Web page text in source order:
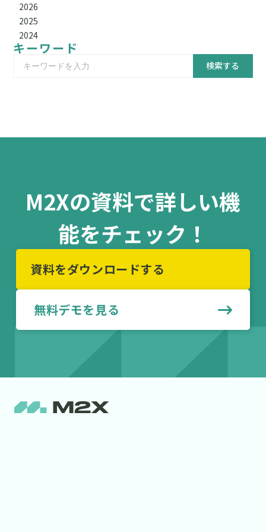
2026
2025
2024
キーワード
検索する
M2Xの資料で詳しい機
能をチェック！
資料をダウンロードする
無料デモを見る